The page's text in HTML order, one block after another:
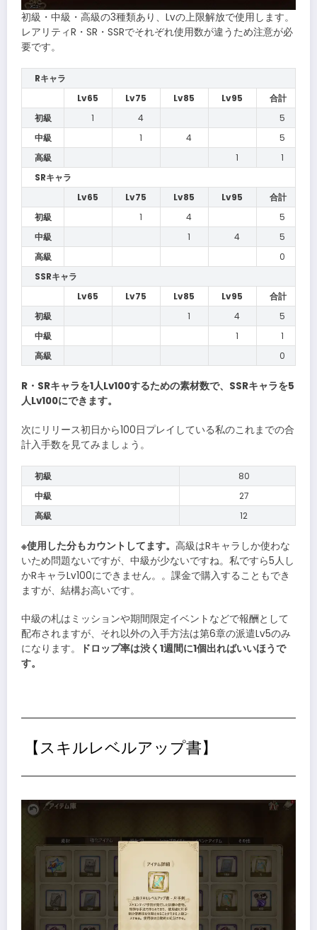
初級・中級・高級の3種類あり、Lvの上限解放で使用します。
レアリティR・SR・SSRでそれぞれ使用数が違うため注意が必
要です。
Rキャラ
Lv65
Lv75 Lv85 Lv95
合計
初級
1 4
5
中級
1 4
5
高級
1
1
SRキャラ
Lv65
Lv75 Lv85 Lv95
合計
初級
1 4
5
中級
1 4
5
高級
0
SSRキャラ
Lv65
Lv75 Lv85 Lv95
合計
初級
1 4
5
中級
1
1
高級
0
R・SRキャラを1人Lv100するための素材数で、SSRキャラを5
人Lv100にできます。
次にリリース初日から100日プレイしている私のこれまでの合
計入手数を見てみましょう。
初級
80
中級
27
高級
12
※使用した分もカウントしてます。 高級はRキャラしか使わな
いため問題ないですが、中級が少ないですね。私ですら5人し
かRキャラLv100にできません。。課金で購入することもでき
ますが、結構お高いです。
中級の札はミッションや期間限定イベントなどで報酬として
配布されますが、それ以外の入手方法は第6章の派遣Lv5のみ
になります。
ドロップ率は渋く1週間に1個出ればいいほうで
す。
【スキルレベルアップ書】